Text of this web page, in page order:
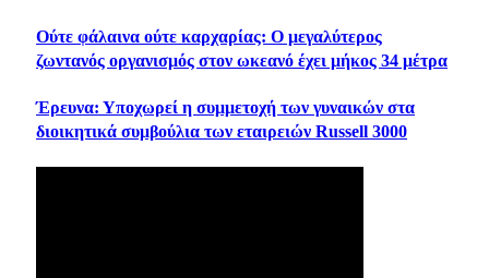
Ούτε φάλαινα ούτε καρχαρίας: Ο μεγαλύτερος
ζωντανός οργανισμός στον ωκεανό έχει μήκος 34 μέτρα
Έρευνα: Υποχωρεί η συμμετοχή των γυναικών στα
διοικητικά συμβούλια των εταιρειών Russell 3000